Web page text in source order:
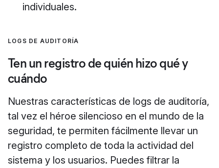
individuales.
LOGS DE AUDITORÍA
Ten un registro de quién hizo qué y
cuándo
Nuestras características de logs de auditoría,
tal vez el héroe silencioso en el mundo de la
seguridad, te permiten fácilmente llevar un
registro completo de toda la actividad del
sistema y los usuarios. Puedes filtrar la